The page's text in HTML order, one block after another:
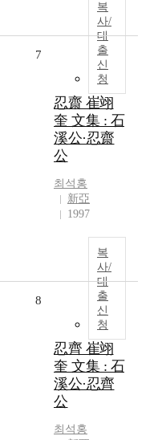
복
사/
대
출
신
청
7
忍齋 崔翊
奎 文集 : 石
溪公·忍齋
公
최석홍
新亞
1997
복
사/
대
출
신
청
8
忍齊 崔翊
奎 文集 : 石
溪公·忍齊
公
최석홍